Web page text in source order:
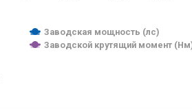
Заводская мощность (лс)
Заводской крутящий момент